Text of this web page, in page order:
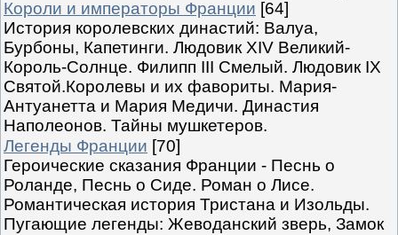
Короли и императоры Франции [64]
История королевских династий: Валуа,
Бурбоны, Капетинги. Людовик XIV Великий-
Король-Солнце. Филипп III Смелый. Людовик IX
Святой.Королевы и их фавориты. Мария-
Антуанетта и Мария Медичи. Династия
Наполеонов. Тайны мушкетеров.
Легенды Франции [70]
Героические сказания Франции - Песнь о
Роланде, Песнь о Сиде. Роман о Лисе.
Романтическая история Тристана и Изольды.
Пугающие легенды: Жеводанский зверь, Замок